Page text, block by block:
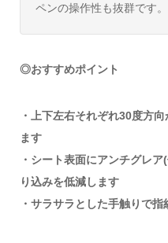
ペンの操作性も抜群です。
◎おすすめポイント
・上下左右それぞれ30度方
ます
・シート表面にアンチグレ
り込みを低減します
・サラサラとした手触りで